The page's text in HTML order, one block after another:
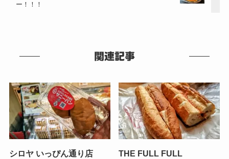
ー！！！
関連記事
シロヤ いっぴん通り店
THE FULL FULL